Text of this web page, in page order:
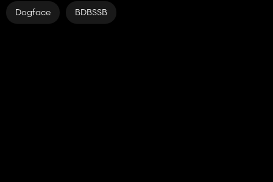
Dogface BDBSSB